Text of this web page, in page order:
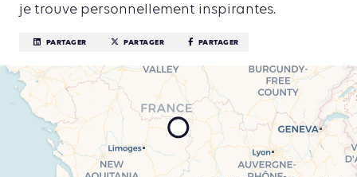
je trouve personnellement inspirantes.
PARTAGER PARTAGER PARTAGER